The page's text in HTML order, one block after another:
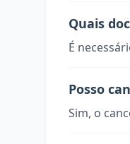
Quais
É
Posso
Sim, o